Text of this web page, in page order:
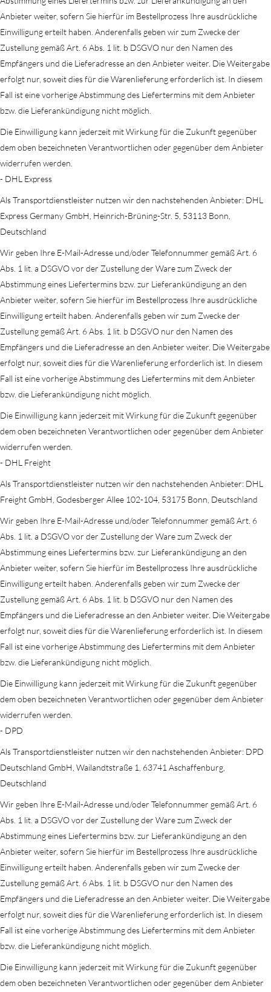
Anbieter weiter, sofern Sie hierfür im Bestellprozess Ihre ausdrückliche
Einwilligung erteilt haben. Anderenfalls geben wir zum Zwecke der
Zustellung gemäß Art. 6 Abs. 1 lit. b DSGVO nur den Namen des
Empfängers und die Lieferadresse an den Anbieter weiter. Die Weitergabe
erfolgt nur, soweit dies für die Warenlieferung erforderlich ist. In diesem
Fall ist eine vorherige Abstimmung des Liefertermins mit dem Anbieter
bzw. die Lieferankündigung nicht möglich.
Die Einwilligung kann jederzeit mit Wirkung für die Zukunft gegenüber
dem oben bezeichneten Verantwortlichen oder gegenüber dem Anbieter
widerrufen werden.
- DHL Express
Als Transportdienstleister nutzen wir den nachstehenden Anbieter: DHL
Express Germany GmbH, Heinrich-Brüning-Str. 5, 53113 Bonn,
Deutschland
Wir geben Ihre E-Mail-Adresse und/oder Telefonnummer gemäß Art. 6
Abs. 1 lit. a DSGVO vor der Zustellung der Ware zum Zweck der
Abstimmung eines Liefertermins bzw. zur Lieferankündigung an den
Anbieter weiter, sofern Sie hierfür im Bestellprozess Ihre ausdrückliche
Einwilligung erteilt haben. Anderenfalls geben wir zum Zwecke der
Zustellung gemäß Art. 6 Abs. 1 lit. b DSGVO nur den Namen des
Empfängers und die Lieferadresse an den Anbieter weiter. Die Weitergabe
erfolgt nur, soweit dies für die Warenlieferung erforderlich ist. In diesem
Fall ist eine vorherige Abstimmung des Liefertermins mit dem Anbieter
bzw. die Lieferankündigung nicht möglich.
Die Einwilligung kann jederzeit mit Wirkung für die Zukunft gegenüber
dem oben bezeichneten Verantwortlichen oder gegenüber dem Anbieter
widerrufen werden.
- DHL Freight
Als Transportdienstleister nutzen wir den nachstehenden Anbieter: DHL
Freight GmbH, Godesberger Allee 102-104, 53175 Bonn, Deutschland
Wir geben Ihre E-Mail-Adresse und/oder Telefonnummer gemäß Art. 6
Abs. 1 lit. a DSGVO vor der Zustellung der Ware zum Zweck der
Abstimmung eines Liefertermins bzw. zur Lieferankündigung an den
Anbieter weiter, sofern Sie hierfür im Bestellprozess Ihre ausdrückliche
Einwilligung erteilt haben. Anderenfalls geben wir zum Zwecke der
Zustellung gemäß Art. 6 Abs. 1 lit. b DSGVO nur den Namen des
Empfängers und die Lieferadresse an den Anbieter weiter. Die Weitergabe
erfolgt nur, soweit dies für die Warenlieferung erforderlich ist. In diesem
Fall ist eine vorherige Abstimmung des Liefertermins mit dem Anbieter
bzw. die Lieferankündigung nicht möglich.
Die Einwilligung kann jederzeit mit Wirkung für die Zukunft gegenüber
dem oben bezeichneten Verantwortlichen oder gegenüber dem Anbieter
widerrufen werden.
- DPD
Als Transportdienstleister nutzen wir den nachstehenden Anbieter: DPD
Deutschland GmbH, Wailandtstraße 1, 63741 Aschaffenburg,
Deutschland
Wir geben Ihre E-Mail-Adresse und/oder Telefonnummer gemäß Art. 6
Abs. 1 lit. a DSGVO vor der Zustellung der Ware zum Zweck der
Abstimmung eines Liefertermins bzw. zur Lieferankündigung an den
Anbieter weiter, sofern Sie hierfür im Bestellprozess Ihre ausdrückliche
Einwilligung erteilt haben. Anderenfalls geben wir zum Zwecke der
Zustellung gemäß Art. 6 Abs. 1 lit. b DSGVO nur den Namen des
Empfängers und die Lieferadresse an den Anbieter weiter. Die Weitergabe
erfolgt nur, soweit dies für die Warenlieferung erforderlich ist. In diesem
Fall ist eine vorherige Abstimmung des Liefertermins mit dem Anbieter
bzw. die Lieferankündigung nicht möglich.
Die Einwilligung kann jederzeit mit Wirkung für die Zukunft gegenüber
dem oben bezeichneten Verantwortlichen oder gegenüber dem Anbieter